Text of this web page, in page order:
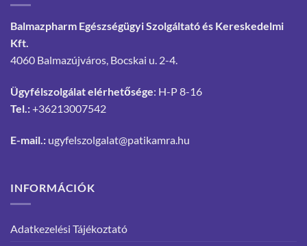
Balmazpharm Egészségügyi Szolgáltató és Kereskedelmi
Kft.
4060 Balmazújváros, Bocskai u. 2-4.
Ügyfélszolgálat elérhetősége: H-P 8-16
Tel.:+36213007542
E-mail.: ugyfelszolgalat@patikamra.hu
INFORMÁCIÓK
Adatkezelési Tájékoztató